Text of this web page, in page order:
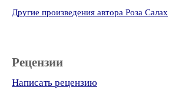
Другие произведения автора Роза Салах
Рецензии
Написать рецензию